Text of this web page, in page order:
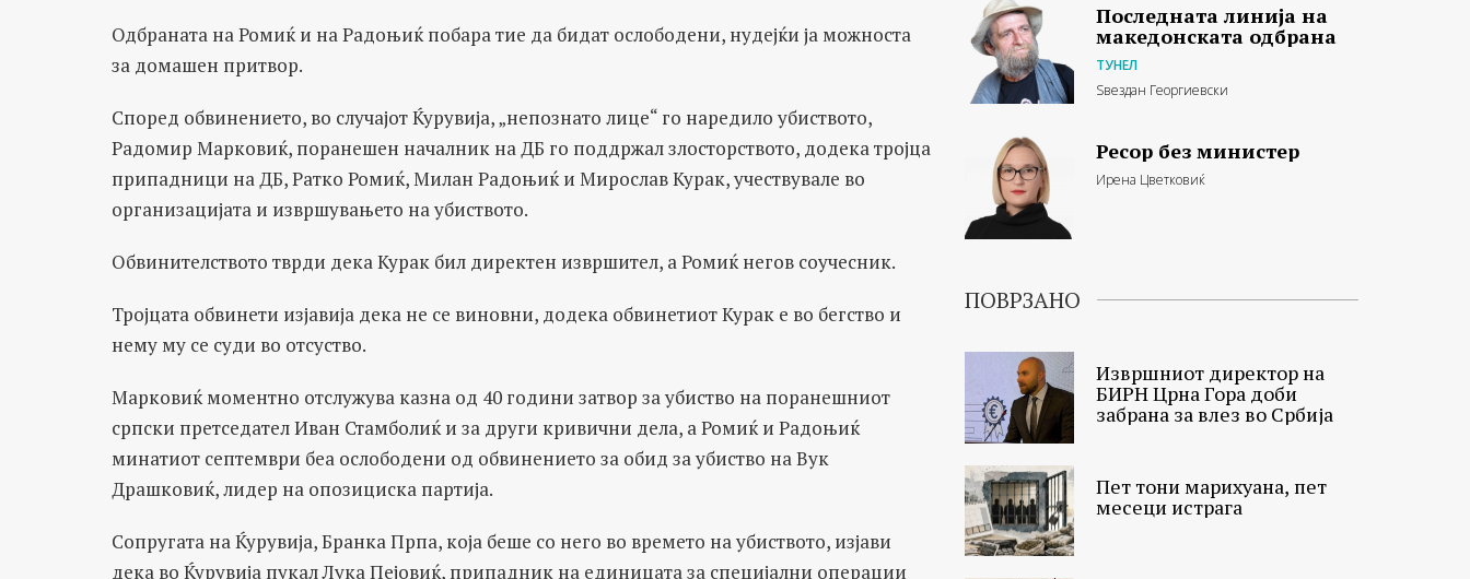
Одбраната на Ромиќ и на Радоњиќ побара тие да бидат ослободени, нудејќи ја можноста
за домашен притвор.
Според обвинението, во случајот Ќурувија, „непознато лице“ го наредило убиството,
Радомир Марковиќ, поранешен началник на ДБ го поддржал злосторството, додека тројца
припадници на ДБ, Ратко Ромиќ, Милан Радоњиќ и Мирослав Курак, учествувале во
организацијата и извршувањето на убиството.
Обвинителството тврди дека Курак бил директен извршител, а Ромиќ негов соучесник.
Тројцата обвинети изјавија дека не се виновни, додека обвинетиот Курак е во бегство и
нему му се суди во отсуство.
Марковиќ моментно отслужува казна од 40 години затвор за убиство на поранешниот
српски претседател Иван Стамболиќ и за други кривични дела, а Ромиќ и Радоњиќ
минатиот септември беа ослободени од обвинението за обид за убиство на Вук
Драшковиќ, лидер на опозициска партија.
Сопругата на Ќурувија, Бранка Прпа, која беше со него во времето на убиството, изјави
дека во Ќурувија пукал Лука Пејовиќ, припадник на единицата за специјални операции
Последната линија на
македонската одбрана
ТУНЕЛ
Ѕвездан Георгиевски
Ресор без министер
Ирена Цветковиќ
ПОВРЗАНО
Извршниот директор на
БИРН Црна Гора доби
забрана за влез во Србија
Пет тони марихуана, пет
месеци истрага